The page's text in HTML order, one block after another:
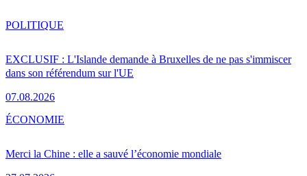
EXCLUSIF : L'Islande demande à Bruxelles de ne pas s'immiscer
dans son référendum sur l'UE
07.08.2026
POLITIQUE
Merci la Chine : elle a sauvé l’économie mondiale
ÉCONOMIE